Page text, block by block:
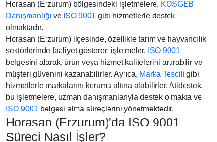
Horasan (Erzurum) bölgesindeki işletmelere, KOSGEB
Danışmanlığı ve ISO 9001 gibi hizmetlerle destek
olmaktadır.
Horasan (Erzurum) ilçesinde, özellikle tarım ve hayvancılık
sektörlerinde faaliyet gösteren işletmeler, ISO 9001
belgesini alarak, ürün veya hizmet kalitelerini artırabilir ve
müşteri güvenini kazanabilirler. Ayrıca, Marka Tescili gibi
hizmetlerle markalarını koruma altına alabilirler. Atidestek,
bu işletmelere, uzman danışmanlarıyla destek olmakta ve
ISO 9001 belgesi alma süreçlerini yönetmektedir.
Horasan (Erzurum)'da ISO 9001
Süreci Nasıl İşler?